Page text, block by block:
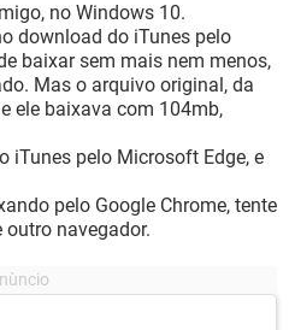
no Windows 10.
download do iTunes pelo
baixar sem mais nem menos,
Mas o arquivo original, da
ele baixava com 104mb,
iTunes pelo Microsoft Edge, e
pelo Google Chrome, tente
navegador.